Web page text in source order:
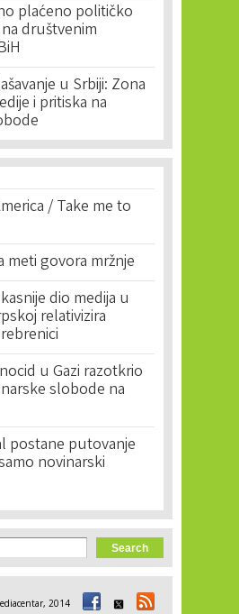
plaćeno političko
društvenim
u Srbiji: Zona
i pritiska na
/ Take me to
meti govora mržnje
dio medija u
relativizira
u Gazi razotkrio
slobode na
postane putovanje
novinarski
2014